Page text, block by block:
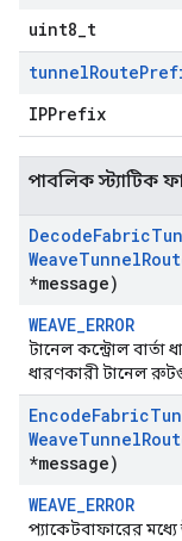
uint8_t
tunnelRoute
IPPrefix
পাবলিক স্ট্যাটিক
DecodeFabric
WeaveTunnel
*message)
WEAVE_ERROR
টানেল কন্ট্রোল বার্তা
ধারণকারী টানেল
EncodeFabric
WeaveTunnel
*message)
WEAVE_ERROR
প্যাকেটবাফারের